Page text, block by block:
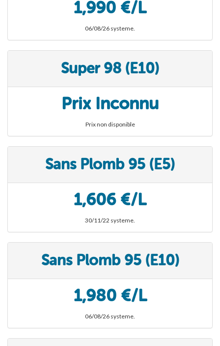
1,990 €/L
06/08/26 systeme.
Super 98 (E10)
Prix Inconnu
Prix non disponible
Sans Plomb 95 (E5)
1,606 €/L
30/11/22 systeme.
Sans Plomb 95 (E10)
1,980 €/L
06/08/26 systeme.